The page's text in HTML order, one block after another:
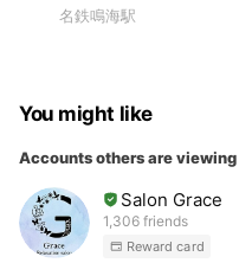
名鉄鳴海駅
You might like
Accounts others are viewing
Salon Grace
1,306 friends
Reward card